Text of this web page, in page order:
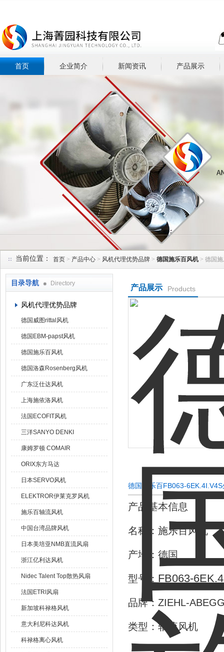
首页 企业简介 新闻资讯 产品展示
当前位置： 首页 > 产品中心 > 风机代理优势品牌 > 德国施乐百风机> 德国施
目录导航 Directory
风机代理优势品牌
德国威图rittal风机
德国EBM-papst风机
德国施乐百风机
德国洛森Rosenberg风机
广东泛仕达风机
上海施依洛风机
法国ECOFIT风机
三洋SANYO DENKI
康姆罗顿 COMAIR
ORIX东方马达
日本SERVO风机
ELEKTROR伊莱克罗风机
施乐百轴流风机
中国台湾品牌风机
日本美培亚NMB直流风扇
浙江亿利达风机
Nidec Talent Top散热风扇
法国ETRI风扇
新加坡科禄格风机
意大利尼科达风机
科禄格离心风机
产品展示 Products
德国施乐百FB063-
产品基本信息
名称：施乐百风机
产地：德国
型号： FB063-
品牌：ZIEHL-
类型：轴流风机